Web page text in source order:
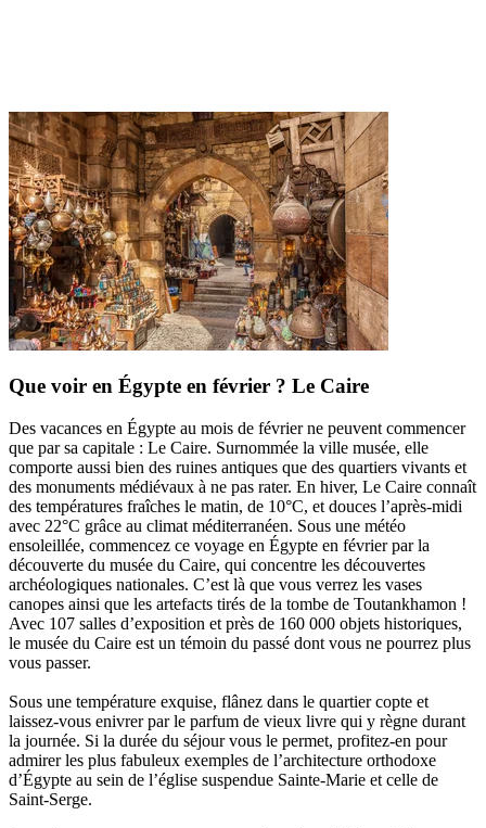
Que voir en Égypte en février ? Le Caire
Des vacances en Égypte au mois de février ne peuvent commencer
que par sa capitale : Le Caire. Surnommée la ville musée, elle
comporte aussi bien des ruines antiques que des quartiers vivants et
des monuments médiévaux à ne pas rater. En hiver, Le Caire connaît
des températures fraîches le matin, de 10°C, et douces l’après-midi
avec 22°C grâce au climat méditerranéen. Sous une météo
ensoleillée, commencez ce voyage en Égypte en février par la
découverte du musée du Caire, qui concentre les découvertes
archéologiques nationales. C’est là que vous verrez les vases
canopes ainsi que les artefacts tirés de la tombe de Toutankhamon !
Avec 107 salles d’exposition et près de 160 000 objets historiques,
le musée du Caire est un témoin du passé dont vous ne pourrez plus
vous passer.
Sous une température exquise, flânez dans le quartier copte et
laissez-vous enivrer par le parfum de vieux livre qui y règne durant
la journée. Si la durée du séjour vous le permet, profitez-en pour
admirer les plus fabuleux exemples de l’architecture orthodoxe
d’Égypte au sein de l’église suspendue Sainte-Marie et celle de
Saint-Serge.